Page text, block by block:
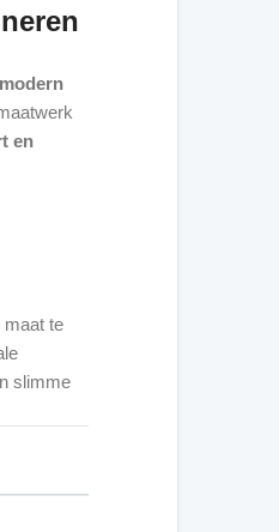
en
maat te
slimme